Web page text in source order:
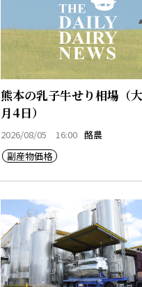
熊本の乳子牛せり相場（
月4日）
2026/08/05 16:00 酪農
副産物価格